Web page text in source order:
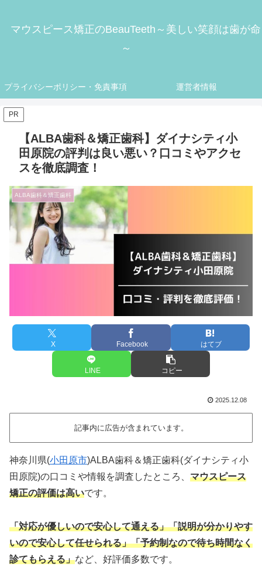
マウスピース矯正のBeauTeeth～美しい笑顔は歯が命
～
プライバシーポリシー・免責事項 運営者情報
PR
【ALBA歯科＆矯正歯科】ダイナシティ小
田原院の評判は良い悪い？口コミやアクセ
スを徹底調査！
ALBA歯科＆矯正歯科
X Facebook はてブ
LINE コピー
2025.12.08
記事内に広告が含まれています。
神奈川県(小田原市)ALBA歯科＆矯正歯科(ダイナシティ小
田原院)の口コミや情報を調査したところ、 マウスピース
矯正の評価は高いです。
「対応が優しいので安心して通える」「説明が分かりやす
いので安心して任せられる」「予約制なので待ち時間なく
診てもらえる」など、好評価多数です。